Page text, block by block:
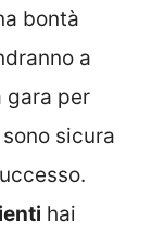
bontà
a
gara per
sicura
hai